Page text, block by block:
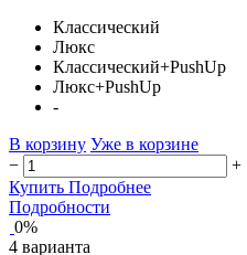
Классический
Люкс
Классический+PushUp
Люкс+PushUp
-
В корзину Уже в корзине
−
+
Купить Подробнее
Подробности
0%
4 варианта